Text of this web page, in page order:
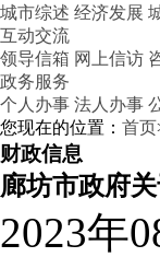
城市综述 经济发展
互动交流
领导信箱 网上信访
政务服务
个人办事 法人办事
您现在的位置： 首页
财政信息
廊坊市政府
2023年